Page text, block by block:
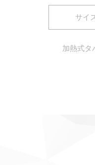
サイ
加熱式タ